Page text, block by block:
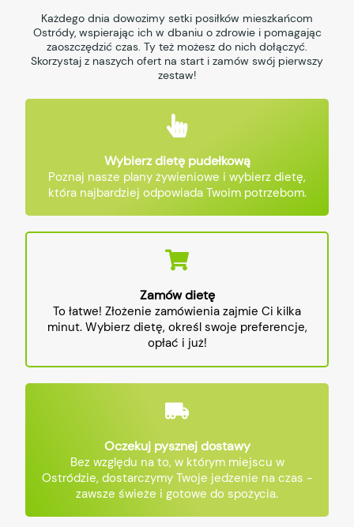
Każdego dnia dowozimy setki posiłków mieszkańcom
Ostródy, wspierając ich w dbaniu o zdrowie i pomagając
zaoszczędzić czas. Ty też możesz do nich dołączyć.
Skorzystaj z naszych ofert na start i zamów swój pierwszy
zestaw!
Wybierz dietę pudełkową
Poznaj nasze plany żywieniowe i wybierz dietę,
która najbardziej odpowiada Twoim potrzebom.
Zamów dietę
To łatwe! Złożenie zamówienia zajmie Ci kilka
minut. Wybierz dietę, określ swoje preferencje,
opłać i już!
Oczekuj pysznej dostawy
Bez względu na to, w którym miejscu w
Ostródzie, dostarczymy Twoje jedzenie na czas -
zawsze świeże i gotowe do spożycia.